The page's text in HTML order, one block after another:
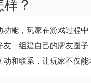
？
能，玩家在游戏过程
，组建自己的牌友圈
和联系，让玩家不仅